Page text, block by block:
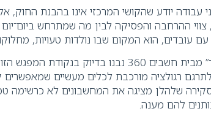
עבודה יודע שהקושי המרכזי אינו בהבנת החוק,
צווי ההרחבה והפסיקה לבין מה שמתרחש ביום־יום
עם עובדים, הוא המקום שבו נולדות טעויות,
מחשבוני “כל עובד” מבית חשבים 360 נבנו
רגולציה מורכבת לכלים מעשיים
שלהלן מציגה את המחשבונים לא כרשימה
להם מענה.